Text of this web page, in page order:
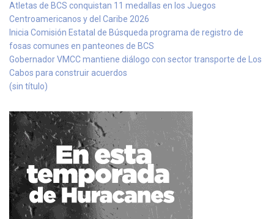
Atletas de BCS conquistan 11 medallas en los Juegos
Centroamericanos y del Caribe 2026
Inicia Comisión Estatal de Búsqueda programa de registro de
fosas comunes en panteones de BCS
Gobernador VMCC mantiene diálogo con sector transporte de Los
Cabos para construir acuerdos
(sin título)